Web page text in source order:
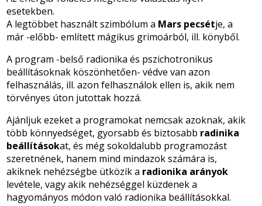
esetekben.
A legtöbbet használt szimbólum a Mars pecsétje, a
már -előbb- említett mágikus grimoárból, ill. könyből.
A program -belső radionika és pszichotronikus
beállításoknak köszönhetően- védve van azon
felhasználás, ill. azon felhasználok ellen is, akik nem
törvényes úton jutottak hozzá.
Ajánljuk ezeket a programokat nemcsak azoknak, akik
több könnyedséget, gyorsabb és biztosabb radinika
beállításokat, és még sokoldalubb programozást
szeretnének, hanem mind mindazok számára is,
akiknek nehézségbe ütközik a radionika arányok
levétele, vagy akik nehézséggel küzdenek a
hagyományos módon való radionika beállításokkal.